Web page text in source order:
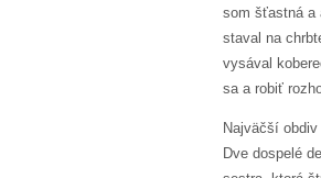
som šťastná a
staval na
vysával
sa a robiť
Najväčší
Dve dospelé